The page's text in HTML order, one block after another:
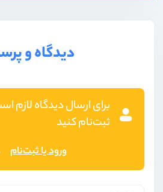
دیدگاه و
برای ارسال دیدگاه لازم
ثبت‌نام کنید
ورود یا ثبت‌نام